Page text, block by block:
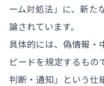
ーム対処法」に、新た
論されています。
具体的には、偽情報・
ピードを規定するもの
判断・通知」という仕